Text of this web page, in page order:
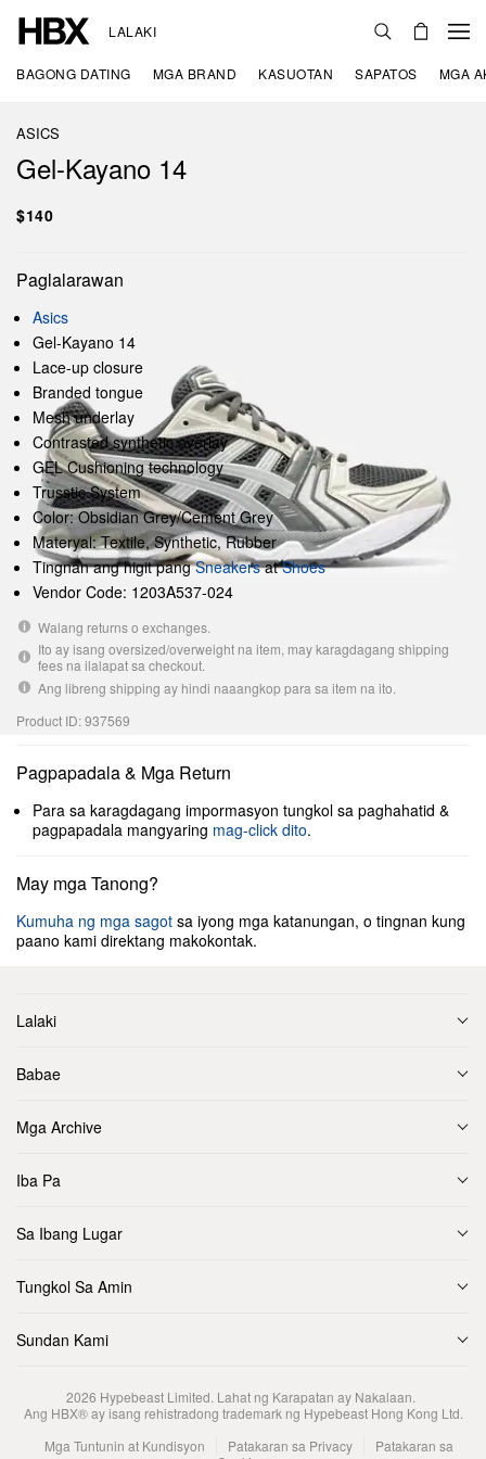
LALAKI
BAGONG DATING MGA BRAND KASUOTAN SAPATOS MGA
ASICS
Gel-Kayano 14
$140
Paglalarawan
Asics
Gel-Kayano 14
Lace-up closure
Branded tongue
Mesh underlay
Contrasted synthetic overlay
GEL Cushioning technology
Trusstic System
Color: Obsidian Grey/Cement Grey
Materyal: Textile, Synthetic, Rubber
Tingnan ang higit pangSneakersatShoes
Vendor Code: 1203A537-024
Walang returns o exchanges.
Ito ay isang oversized/overweight na item, may karagdagang shipping
fees na ilalapat sa checkout.
Ang libreng shipping ay hindi naaangkop para sa item na ito.
Product ID: 937569
Pagpapadala & Mga Return
Para sa karagdagang impormasyon tungkol sa paghahatid &
pagpapadala mangyaring mag-click dito.
May mga Tanong?
Kumuha ng mga sagot sa iyong mga katanungan, o tingnan kung
paano kami direktang makokontak.
Lalaki
Babae
Mga Archive
Iba Pa
Sa Ibang Lugar
Tungkol Sa Amin
Sundan Kami
2026 Hypebeast Limited. Lahat ng Karapatan ay Nakalaan.
Ang HBX® ay isang rehistradong trademark ng Hypebeast Hong Kong Ltd.
Mga Tuntunin at Kundisyon
Patakaran sa Privacy
Patakaran sa